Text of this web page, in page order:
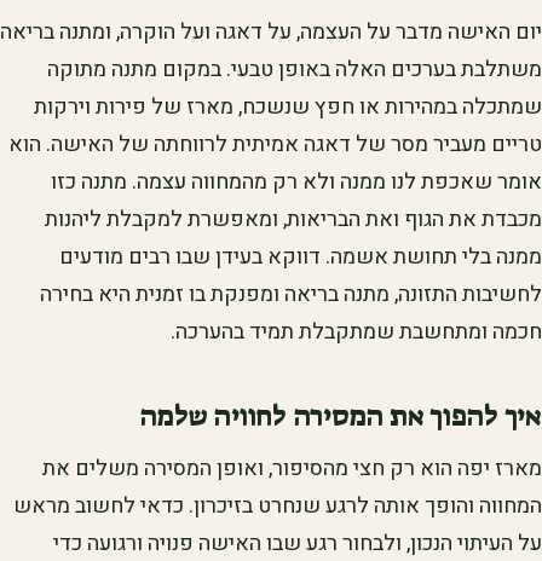
יום האישה מדבר על העצמה, על דאגה ועל הוקרה, ומתנה בריאה
משתלבת בערכים האלה באופן טבעי. במקום מתנה מתוקה
שמתכלה במהירות או חפץ שנשכח, מארז של פירות וירקות
טריים מעביר מסר של דאגה אמיתית לרווחתה של האישה. הוא
אומר שאכפת לנו ממנה ולא רק מהמחווה עצמה. מתנה כזו
מכבדת את הגוף ואת הבריאות, ומאפשרת למקבלת ליהנות
ממנה בלי תחושת אשמה. דווקא בעידן שבו רבים מודעים
לחשיבות התזונה, מתנה בריאה ומפנקת בו זמנית היא בחירה
חכמה ומתחשבת שמתקבלת תמיד בהערכה.
איך להפוך את המסירה לחוויה שלמה
מארז יפה הוא רק חצי מהסיפור, ואופן המסירה משלים את
המחווה והופך אותה לרגע שנחרט בזיכרון. כדאי לחשוב מראש
על העיתוי הנכון, ולבחור רגע שבו האישה פנויה ורגועה כדי